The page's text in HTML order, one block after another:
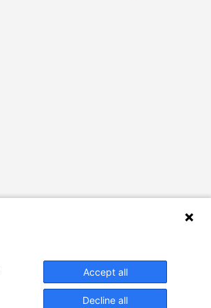
Accept all
Decline all